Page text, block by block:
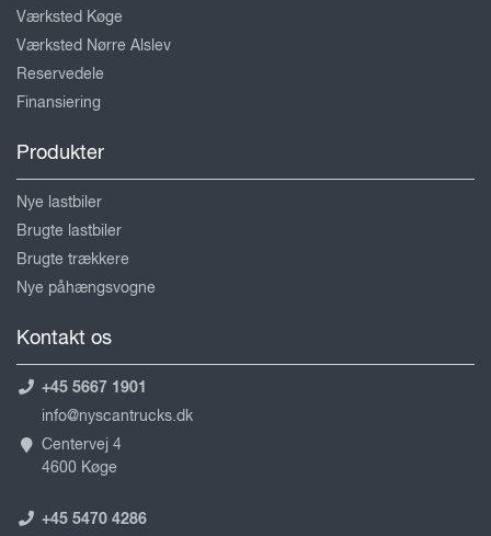
Værksted Køge
Værksted Nørre Alslev
Reservedele
Finansiering
Produkter
Nye lastbiler
Brugte lastbiler
Brugte trækkere
Nye påhængsvogne
Kontakt os
+45 5667 1901
info@nyscantrucks.dk
Centervej 4
4600 Køge
+45 5470 4286